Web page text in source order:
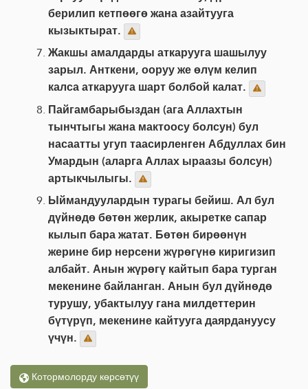
берилип кетпөөгө жана азайтууга
кызыктырат.
Жакшы амалдарды аткарууга шашылуу
зарыл. Анткени, ооруу же өлүм келип
калса аткарууга шарт болбой калат.
Пайгамбарыбыздан (ага Аллахтын
тынчтыгы жана мактоосу болсун) бул
насаатты угуп таасирленген Абдуллах бин
Умардын (аларга Аллах ыраазы болсун)
артыкчылыгы.
Ыймандуулардын турагы бейиш. Ал бул
дүйнөдө бөтөн жерлик, акыретке сапар
кылып бара жатат. Бөтөн бирөөнүн
жерине бир нерсени жүрөгүнө киригизип
албайт. Анын жүрөгү кайтып бара турган
мекенине байланган. Анын бул дүйнөдө
турушу, убактылуу гана милдеттерин
бүтүрүп, мекенине кайтууга даярдануусу
үчүн.
Котормолорду көрсөтүү